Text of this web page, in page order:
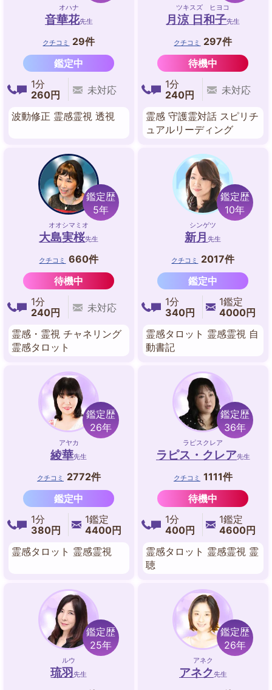
オハナ
音華花先生
クチコミ
29件
鑑定中
1分
260円
未対応
波動修正 霊感霊視 透視
ツキスズ ヒヨコ
月涼 日和子先生
クチコミ
297件
待機中
1分
240円
未対応
霊感 守護霊対話 スピリチ
ュアルリーディング
鑑定歴
5年
オオシマミオ
大島実桜先生
クチコミ
660件
待機中
1分
240円
未対応
霊感・霊視 チャネリング
霊感タロット
鑑定歴
10年
シンゲツ
新月先生
クチコミ
2017件
鑑定中
1分
340円
1鑑定
4000円
霊感タロット 霊感霊視 自
動書記
鑑定歴
26年
アヤカ
綾華先生
クチコミ
2772件
鑑定中
1分
380円
1鑑定
4400円
霊感タロット 霊感霊視
鑑定歴
36年
ラピスクレア
ラピス・クレア先生
クチコミ 1111件
待機中
1分
400円
1鑑定
4600円
霊感タロット 霊感霊視 霊
聴
鑑定歴
25年
ルウ
琉羽先生
鑑定歴
26年
アネク
アネク先生